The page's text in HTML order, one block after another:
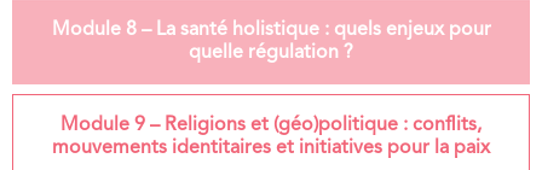
Module 8 – La santé holistique : quels enjeux pour
quelle régulation ?
Module 9 – Religions et (géo)politique : conflits,
mouvements identitaires et initiatives pour la paix